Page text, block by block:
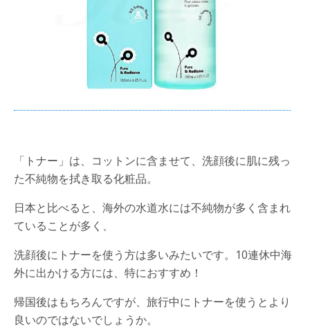
「トナー」は、コットンに含ませて、洗顔後に肌に残っ
た不純物を拭き取る化粧品。
日本と比べると、海外の水道水には不純物が多く含まれ
ていることが多く、
洗顔後にトナーを使う方は多いみたいです。10連休中海
外に出かける方には、特におすすめ！
帰国後はもちろんですが、旅行中にトナーを使うとより
良いのではないでしょうか。